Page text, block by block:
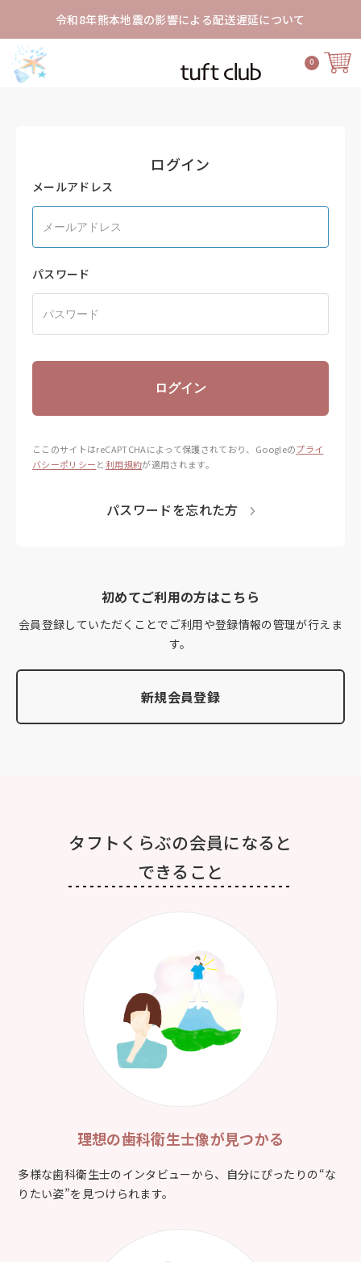
令和8年熊本地震の影響による配送遅延について
0
ログイン
メールアドレス
パスワード
ログイン
ここのサイトはreCAPTCHAによって保護されており、 Googleのプライ
バシーポリシーと利用規約が適用されます。
パスワードを忘れた方
初めてご利用の方はこちら
会員登録していただくことでご利用や登録情報の管理が行えま
す。
新規会員登録
タフトくらぶの会員になると
できること
理想の歯科衛生士像が見つかる
多様な歯科衛生士のインタビューから、自分にぴったりの“な
りたい姿”を見つけられます。